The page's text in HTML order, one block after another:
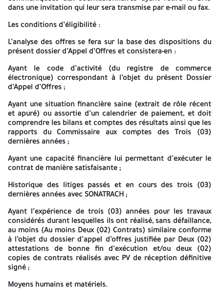
Cinq mille Dinars Algériens (5 000,00 DA).
, auprès de la Banque Extérieure d’Algérie « B.E.A ».Agence N°
005, Djenane El Malik - Hydra – Wilaya d’Alger.
Les coordonnées du soumissionnaire (Fixe-Fax-Mob-email)
doivent être transmis à l’adresse E-mail cité ci-dessussous
Le justificatif de paiement sous format PDF doit être établi au
nom de la société indiqué dans le registre de commerce.
Le mode de soumission enune seule (01) étape
s’applique au
Au titre du présent Appel d’Offres, les offres techniques, sans
aucune indication de prix et les offres financières doivent être
dans un même pli, portant la mention(A NE PAS OUVRIR)
SONATRACH - Activité Exploration _ Production - Division
Production - Direction Régionale Rhourde Nouss,– Wilaya d’ILLIZI,
le cachet de la Direction Régionale de Rhourde Nouss fait foi.
Au plus tardQuarante-Cinq (45) jours ouvrablesà18h00, après la
date de parution sur le Bulletin des Appels d’Offres du Secteur de
Dans le cas où la datede clôture coïncide avec un jour férié ou
dans une invitation qui leur sera transmise par e-mail ou fax.
Les conditions d’éligibilité :
L’analyse des offres se fera sur la base des dispositions du
présent dossier d’Appel d’Offres et consistera-en :
Ayant le code d’activité (du registre de commerce
électronique) correspondant à l’objet du présent Dossier
d’Appel d’Offres ;
Ayant une situation financière saine (extrait de rôle récent
et apuré) ou assortie d’un calendrier de paiement, et doit
comprendre les bilans et comptes des résultats ainsi que les
rapports du Commissaire aux comptes des Trois (03)
dernières années ;
Ayant une capacité financière lui permettant d’exécuter le
contrat de manière satisfaisante ;
Historique des litiges passés et en cours des trois (03)
dernières années avec SONATRACH ;
Ayant l’expérience de trois (03) années pour les travaux
considérés durant lesquelles ils ont réalisé, sans défaillance,
au moins (Au moins Deux (02) Contrats) similaire conforme
à l’objet du dossier d’appel d’offres justifiée par Deux (02)
attestations de bonne fin d’exécution et/ou deux (02)
copies de contrats réalisés avec PV de réception définitive
signé ;
Moyens humains et matériels.